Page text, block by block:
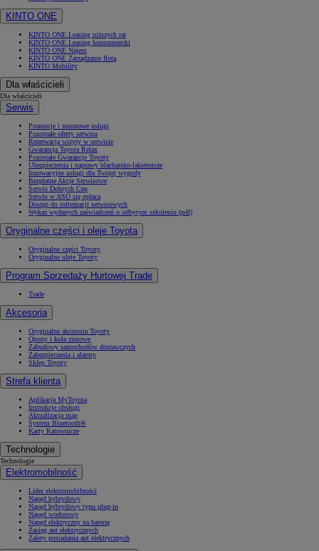
KINTO ONE
KINTO ONE Leasing niższych rat
KINTO ONE Leasing konsumencki
KINTO ONE Najem
KINTO ONE Zarządzanie flotą
KINTO Mobility
Dla właścicieli
Dla właścicieli
Serwis
Promocje i sezonowe usługi
Pozostałe oferty serwisu
Rezerwacja wizyty w serwisie
Gwarancja Toyota Relax
Pozostałe Gwarancje Toyoty
Ubezpieczenia i naprawy blacharsko-lakiernicze
Innowacyjne usługi dla Twojej wygody
Bezpłatne Akcje Serwisowe
Serwis Dobrych Cen
Serwis w ASO się opłaca
Dostęp do informacji serwisowych
Wykaz wydanych zaświadczeń o odbytym szkoleniu (pdf)
Oryginalne części i oleje Toyota
Oryginalne części Toyoty
Oryginalne oleje Toyoty
Program Sprzedaży Hurtowej Trade
Trade
Akcesoria
Oryginalne akcesoria Toyoty
Opony i koła zimowe
Zabudowy samochodów dostawczych
Zabezpieczenia i alarmy
Sklep Toyoty
Strefa klienta
Aplikacja MyToyota
Instrukcje obsługi
Aktualizacja map
System Bluetooth®
Karty Ratownicze
Technologie
Technologie
Elektromobilność
Lider elektromobilności
Napęd hybrydowy
Napęd hybrydowy typu plug-in
Napęd wodorowy
Napęd elektryczny na baterię
Zasięg aut elektrycznych
Zalety posiadania aut elektrycznych